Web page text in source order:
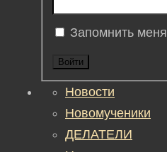
Запомнить меня
Войти
Новости
Новомученики
ДЕЛАТЕЛИ